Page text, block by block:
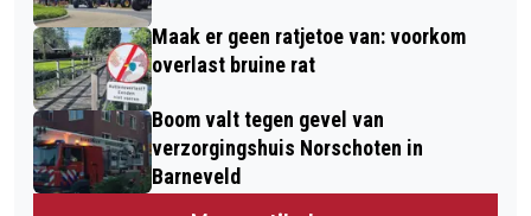
Maak er geen ratjetoe van: voorkom
overlast bruine rat
Boom valt tegen gevel van
verzorgingshuis Norschoten in
Barneveld